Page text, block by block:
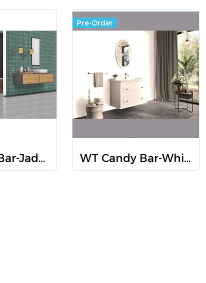
WT Candy Bar-Jade R/T GLOSS 30x60 PM
Pre-Order
WT Candy Bar-White R/T GLOSS 30x60 PM